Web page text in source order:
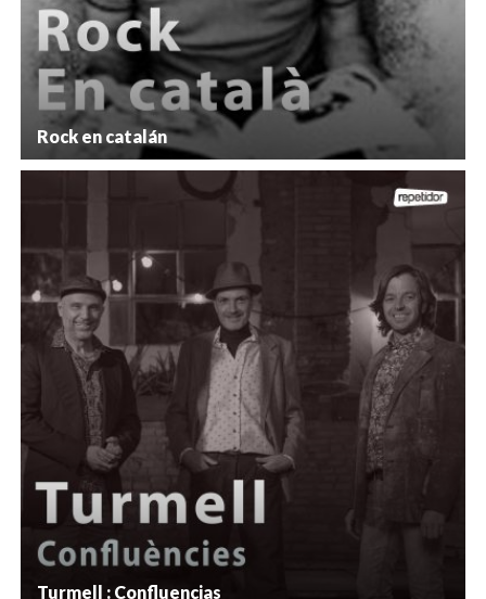
Rock en catalán
Turmell : Confluencias